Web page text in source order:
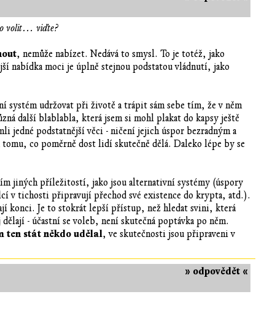
volit… viďte?
, nemůže nabízet. Nedává to smysl. To je totéž, jako
nabídka moci je úplně stejnou podstatou vládnutí, jako
systém udržovat při životě a trápit sám sebe tím, že v něm
další blablabla, která jsem si mohl plakat do kapsy ještě
podstatnější věci - ničení jejich úspor bezradným a
co poměrně dost lidí skutečně dělá. Daleko lépe by se
jiných příležitostí, jako jsou alternativní systémy (úspory
v tichosti připravují přechod své existence do krypta, atd.).
konci. Je to stokrát lepší přístup, než hledat svini, která
- účastní se voleb, není skutečná poptávka po něm.
ten stát někdo udělal, ve skutečnosti jsou připraveni v
» odpovědět «